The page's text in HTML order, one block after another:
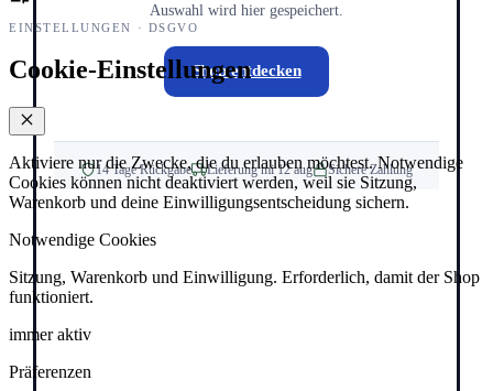
Auswahl wird hier gespeichert.
Shop entdecken
14 Tage Rückgabe Lieferung mi 12 aug Sichere Zahlung
EINSTELLUNGEN · DSGVO
Cookie-Einstellungen
Aktiviere nur die Zwecke, die du erlauben möchtest. Notwendige
Cookies können nicht deaktiviert werden, weil sie Sitzung,
Warenkorb und deine Einwilligungsentscheidung sichern.
Notwendige Cookies
Sitzung, Warenkorb und Einwilligung. Erforderlich, damit der Shop
funktioniert.
immer aktiv
Präferenzen